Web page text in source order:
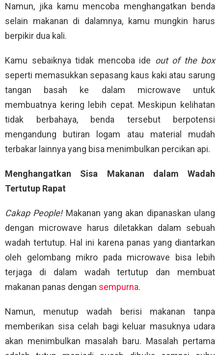
Namun, jika kamu mencoba menghangatkan benda
selain makanan di dalamnya, kamu mungkin harus
berpikir dua kali.
Kamu sebaiknya tidak mencoba ide out of the box
seperti memasukkan sepasang kaus kaki atau sarung
tangan basah ke dalam microwave untuk
membuatnya kering lebih cepat. Meskipun kelihatan
tidak berbahaya, benda tersebut berpotensi
mengandung butiran logam atau material mudah
terbakar lainnya yang bisa menimbulkan percikan api.
Menghangatkan Sisa Makanan dalam Wadah
Tertutup Rapat
Cakap People!Makanan yang akan dipanaskan ulang
dengan microwave harus diletakkan dalam sebuah
wadah tertutup. Hal ini karena panas yang diantarkan
oleh gelombang mikro pada microwave bisa lebih
terjaga di dalam wadah tertutup dan membuat
makanan panas dengan sempurna.
Namun, menutup wadah berisi makanan tanpa
memberikan sisa celah bagi keluar masuknya udara
akan menimbulkan masalah baru. Masalah pertama